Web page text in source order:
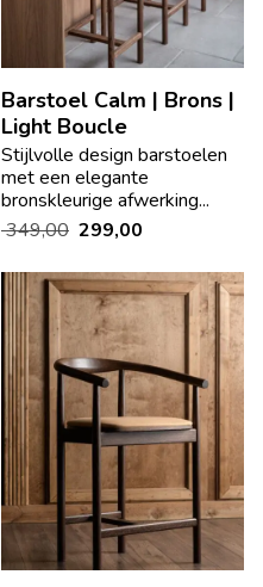
Barstoel Calm | Brons |
Light Boucle
Stijlvolle design barstoelen
met een elegante
bronskleurige afwerking...
349,00 299,00